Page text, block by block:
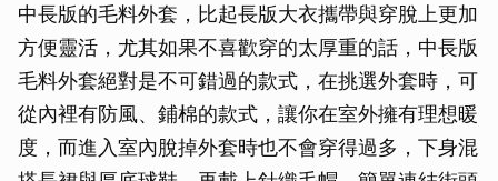
中長版的毛料外套，比起長版大衣攜帶與穿脫上更加
方便靈活，尤其如果不喜歡穿的太厚重的話，中長版
毛料外套絕對是不可錯過的款式，在挑選外套時，可
從內裡有防風、鋪棉的款式，讓你在室外擁有理想暖
度，而進入室內脫掉外套時也不會穿得過多，下身混